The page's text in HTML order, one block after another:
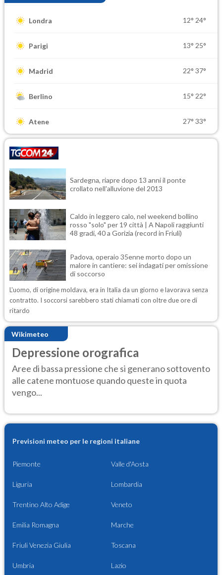
Londra 12° 24°
Parigi 13° 25°
Madrid 22° 37°
Berlino 15° 22°
Atene 27° 33°
Sardegna, riapre dopo 13 anni il ponte
crollato nell'alluvione del 2013
Caldo in leggero calo, nel weekend bollino
rosso "solo" per 19 città | A Napoli raggiunti
48 gradi, 40 a Gorizia (record in Friuli)
Padova, operaio 35enne morto dopo un
malore in cantiere: sei indagati per omissione
di soccorso
L'uomo, di origine moldava, era in Italia da un giorno e lavorava senza
contratto. I soccorsi sarebbero stati chiamati con oltre due ore di
ritardo
Wikimeteo
Depressione orografica
Aree di bassa pressione che si generano sottovento
alle catene montuose quando queste in quota
vengo...
Previsioni meteo per le regioni italiane
Piemonte Valle d'Aosta
Liguria Lombardia
Trentino Alto Adige Veneto
Emilia Romagna Marche
Friuli Venezia Giulia Toscana
Umbria Lazio